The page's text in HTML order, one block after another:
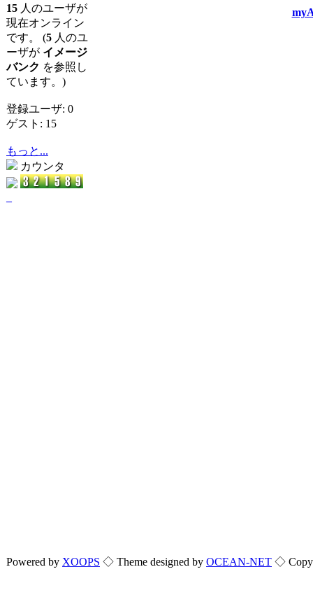
15 人のユーザが
現在オンライン
です。 (5 人のユ
ーザが イメージ
バンク を参照し
ています。)
登録ユーザ: 0
ゲスト: 15
もっと...
カウンタ
Powered by XOOPS ◇ Theme designed by OCEAN-NET ◇